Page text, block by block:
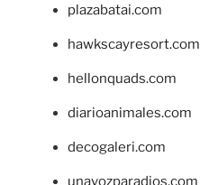
plazabatai.com
hawkscayresort.com
hellonquads.com
diarioanimales.com
decogaleri.com
unavozparadios.com